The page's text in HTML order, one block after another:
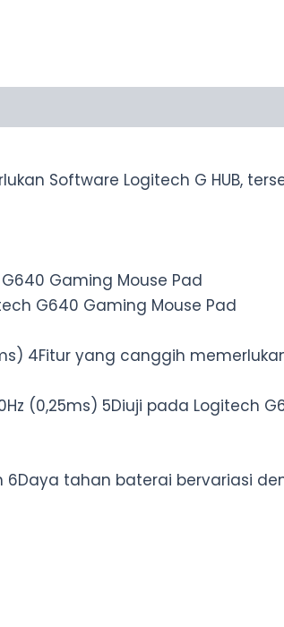
Software Logitech G HUB,
Gaming Mouse Pad
G640 Gaming Mouse Pad
4Fitur yang canggih
(0,25ms) 5Diuji pada Logitech
6Daya tahan baterai bervariasi